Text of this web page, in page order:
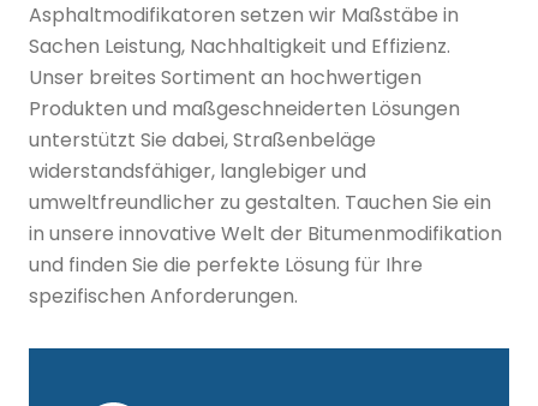
Asphaltmodifikatoren setzen wir Maßstäbe in
Sachen Leistung, Nachhaltigkeit und Effizienz.
Unser breites Sortiment an hochwertigen
Produkten und maßgeschneiderten Lösungen
unterstützt Sie dabei, Straßenbeläge
widerstandsfähiger, langlebiger und
umweltfreundlicher zu gestalten. Tauchen Sie ein
in unsere innovative Welt der Bitumenmodifikation
und finden Sie die perfekte Lösung für Ihre
spezifischen Anforderungen.